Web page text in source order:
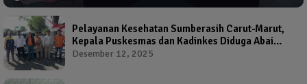
Pelayanan Kesehatan Sumberasih Carut-Marut,
Kepala Puskesmas dan Kadinkes Diduga Abai
Warga Jadi Korban
Desember 12, 2025